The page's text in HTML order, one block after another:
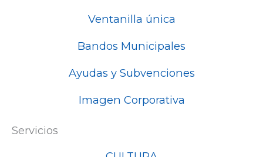
Ventanilla única
Bandos Municipales
Ayudas y Subvenciones
Imagen Corporativa
Servicios